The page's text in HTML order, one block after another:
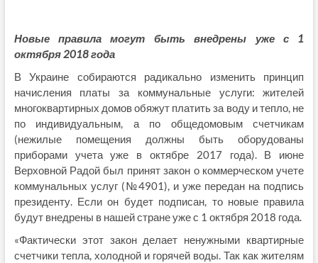
Новые правила могут быть внедрены уже с 1
октября 2018 года
В Украине собираются радикально изменить принцип
начисления платы за коммунальные услуги: жителей
многоквартирных домов обяжут платить за воду и тепло, не
по индивидуальным, а по общедомовым счетчикам
(нежилые помещения должны быть оборудованы
приборами учета уже в октябре 2017 года). В июне
Верховной Радой был принят закон о коммерческом учете
коммунальных услуг (№4901), и уже передан на подпись
президенту. Если он будет подписан, то новые правила
будут внедрены в нашей стране уже с 1 октября 2018 года.
«Фактически этот закон делает ненужными квартирные
счетчики тепла, холодной и горячей воды. Так как жителям